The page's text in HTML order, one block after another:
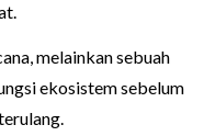
melainkan sebuah
ekosistem sebelum